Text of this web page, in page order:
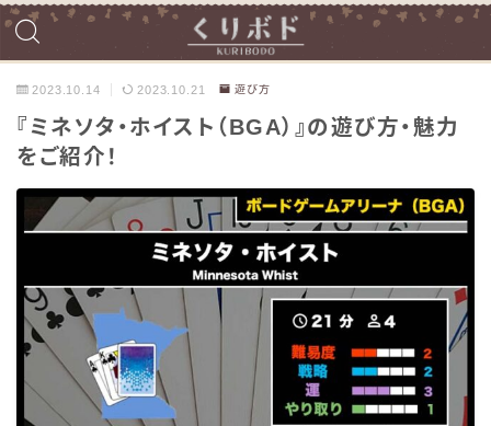
2023.10.14 2023.10.21 遊び方
『ミネソタ・ホイスト（BGA）』の遊び方・魅力
をご紹介！